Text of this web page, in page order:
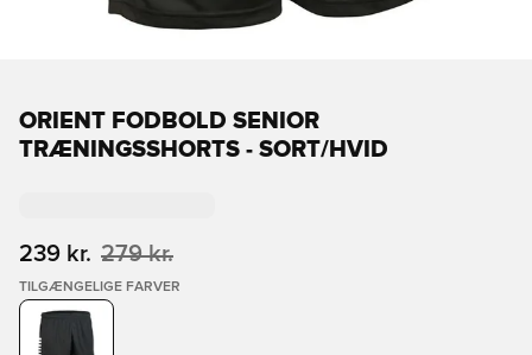
ORIENT FODBOLD SENIOR
TRÆNINGSSHORTS - SORT/HVID
239 kr. 279 kr.
TILGÆNGELIGE FARVER